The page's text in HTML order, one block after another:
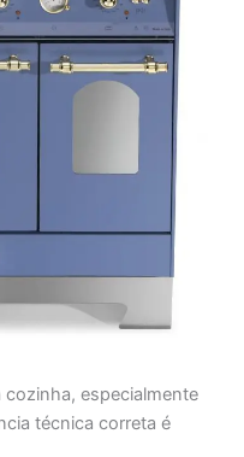
cozinha, especialmente
técnica correta é